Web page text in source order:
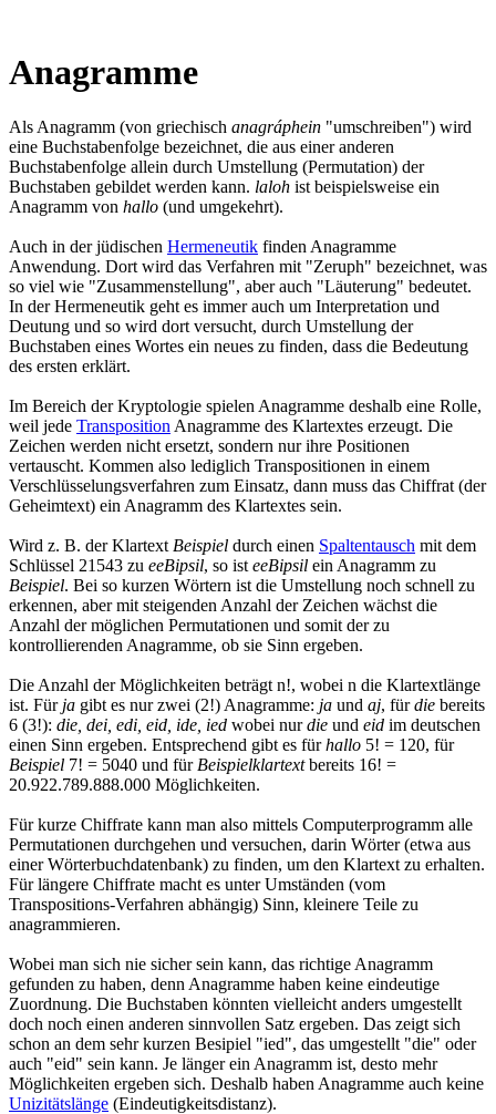
Anagramme
Als Anagramm (von griechisch anagráphein "umschreiben") wird
eine Buchstabenfolge bezeichnet, die aus einer anderen
Buchstabenfolge allein durch Umstellung (Permutation) der
Buchstaben gebildet werden kann. laloh ist beispielsweise ein
Anagramm von hallo (und umgekehrt).
Auch in der jüdischen Hermeneutik finden Anagramme
Anwendung. Dort wird das Verfahren mit "Zeruph" bezeichnet, was
so viel wie "Zusammenstellung", aber auch "Läuterung" bedeutet.
In der Hermeneutik geht es immer auch um Interpretation und
Deutung und so wird dort versucht, durch Umstellung der
Buchstaben eines Wortes ein neues zu finden, dass die Bedeutung
des ersten erklärt.
Im Bereich der Kryptologie spielen Anagramme deshalb eine Rolle,
weil jede Transposition Anagramme des Klartextes erzeugt. Die
Zeichen werden nicht ersetzt, sondern nur ihre Positionen
vertauscht. Kommen also lediglich Transpositionen in einem
Verschlüsselungsverfahren zum Einsatz, dann muss das Chiffrat (der
Geheimtext) ein Anagramm des Klartextes sein.
Wird z. B. der Klartext Beispiel durch einen Spaltentausch mit dem
Schlüssel 21543 zu eeBipsil, so ist eeBipsil ein Anagramm zu
Beispiel. Bei so kurzen Wörtern ist die Umstellung noch schnell zu
erkennen, aber mit steigenden Anzahl der Zeichen wächst die
Anzahl der möglichen Permutationen und somit der zu
kontrollierenden Anagramme, ob sie Sinn ergeben.
Die Anzahl der Möglichkeiten beträgt n!, wobei n die Klartextlänge
ist. Für ja gibt es nur zwei (2!) Anagramme: ja und aj, fürdie bereits
6 (3!): die, dei, edi, eid, ide, ied wobei nurdie und eid im deutschen
einen Sinn ergeben. Entsprechend gibt es fürhallo 5! = 120, für
Beispiel 7! = 5040 und für Beispielklartextbereits 16! =
20.922.789.888.000 Möglichkeiten.
Für kurze Chiffrate kann man also mittels Computerprogramm alle
Permutationen durchgehen und versuchen, darin Wörter (etwa aus
einer Wörterbuchdatenbank) zu finden, um den Klartext zu erhalten.
Für längere Chiffrate macht es unter Umständen (vom
Transpositions-Verfahren abhängig) Sinn, kleinere Teile zu
anagrammieren.
Wobei man sich nie sicher sein kann, das richtige Anagramm
gefunden zu haben, denn Anagramme haben keine eindeutige
Zuordnung. Die Buchstaben könnten vielleicht anders umgestellt
doch noch einen anderen sinnvollen Satz ergeben. Das zeigt sich
schon an dem sehr kurzen Besipiel "ied", das umgestellt "die" oder
auch "eid" sein kann. Je länger ein Anagramm ist, desto mehr
Möglichkeiten ergeben sich. Deshalb haben Anagramme auch keine
Unizitätslänge (Eindeutigkeitsdistanz).